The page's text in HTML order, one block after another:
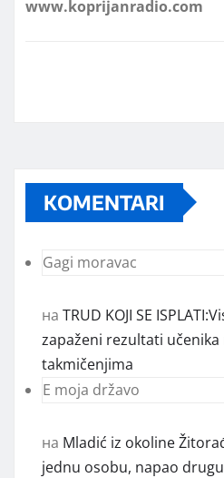
KOMENTARI
Gagi moravac
на TRUD KOJI SE
zapaženi rezultati
takmičenjima
E moja državo
на Mladić iz okoline
jednu osobu, napao